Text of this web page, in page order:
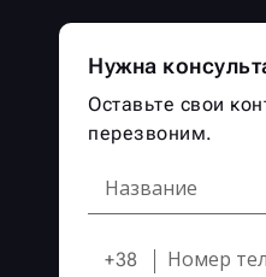
Нужна
Оставьте свои
перезвоним.
+38